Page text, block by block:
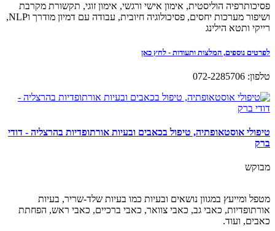
פסיכותרפיה הוליסטית, אימון אישי ורגשי, אימון זוגי, תקשורת מקרבת
ושיפור מערכות יחסים, פסיכולוגיה חיובית, עבודה עם דמיון מודרך וNLP,
רייקי ותטא הילינג
לפרטים נוספים, המלצות ותעודות - לחץ כאן
טלפון: 072-2285706
טיפולי אוסטאופתיה, טיפול בכאבים ובעיות אורתופדיות בהרצליה - דודי
ברק
מבוקש
מטפל ומייעץ במגוון נושאים ובעיות כמו בעיות שלד-שריר, בעיות
אורתופדיות, כאבי גב, כאבי צוואר, כאבי ברכיים, כאבי ראש, הפחתת
כאבים, ועוד.